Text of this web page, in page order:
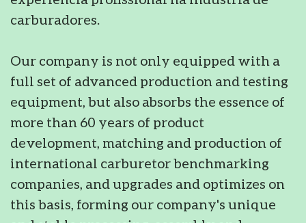
carburadores.
Our company is not only equipped with a
full set of advanced production and testing
equipment, but also absorbs the essence of
more than 60 years of product
development, matching and production of
international carburetor benchmarking
companies, and upgrades and optimizes on
this basis, forming our company's unique